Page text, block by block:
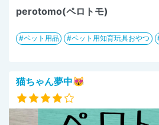
perotomo(ペロトモ)
ペット用品 ペット用知育玩具おやつ
猫ちゃん夢中😻